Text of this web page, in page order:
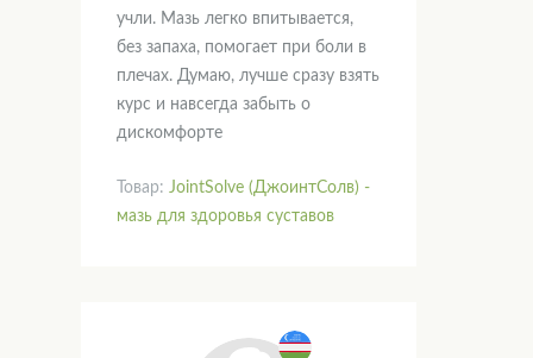
учли. Мазь легко впитывается,
без запаха, помогает при боли в
плечах. Думаю, лучше сразу взять
курс и навсегда забыть о
дискомфорте
Товар: JointSolve (ДжоинтСолв) -
мазь для здоровья суставов